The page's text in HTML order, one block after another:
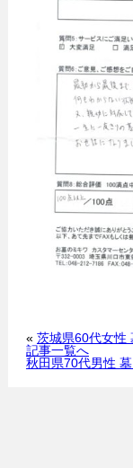
« 茨城県60代女
記事一覧へ
秋田県70代男性